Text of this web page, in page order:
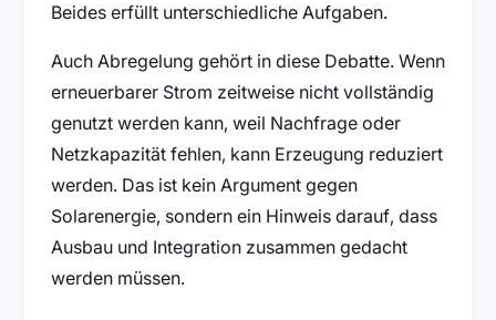
Beides erfüllt unterschiedliche Aufgaben.
Auch Abregelung gehört in diese Debatte. Wenn
erneuerbarer Strom zeitweise nicht vollständig
genutzt werden kann, weil Nachfrage oder
Netzkapazität fehlen, kann Erzeugung reduziert
werden. Das ist kein Argument gegen
Solarenergie, sondern ein Hinweis darauf, dass
Ausbau und Integration zusammen gedacht
werden müssen.